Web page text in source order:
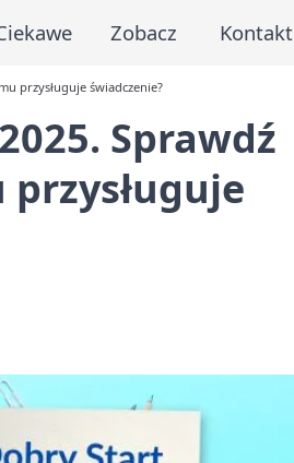
Zobacz Kontakt
przysługuje świadczenie?
Sprawdź